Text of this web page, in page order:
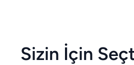
Sizin İçin